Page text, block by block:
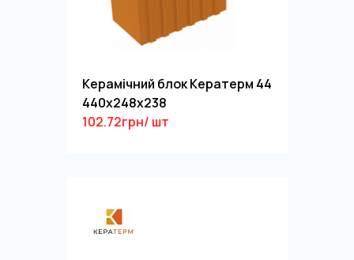
Керамічний блок Кератерм 44
440х248х238
102.72грн/ шт